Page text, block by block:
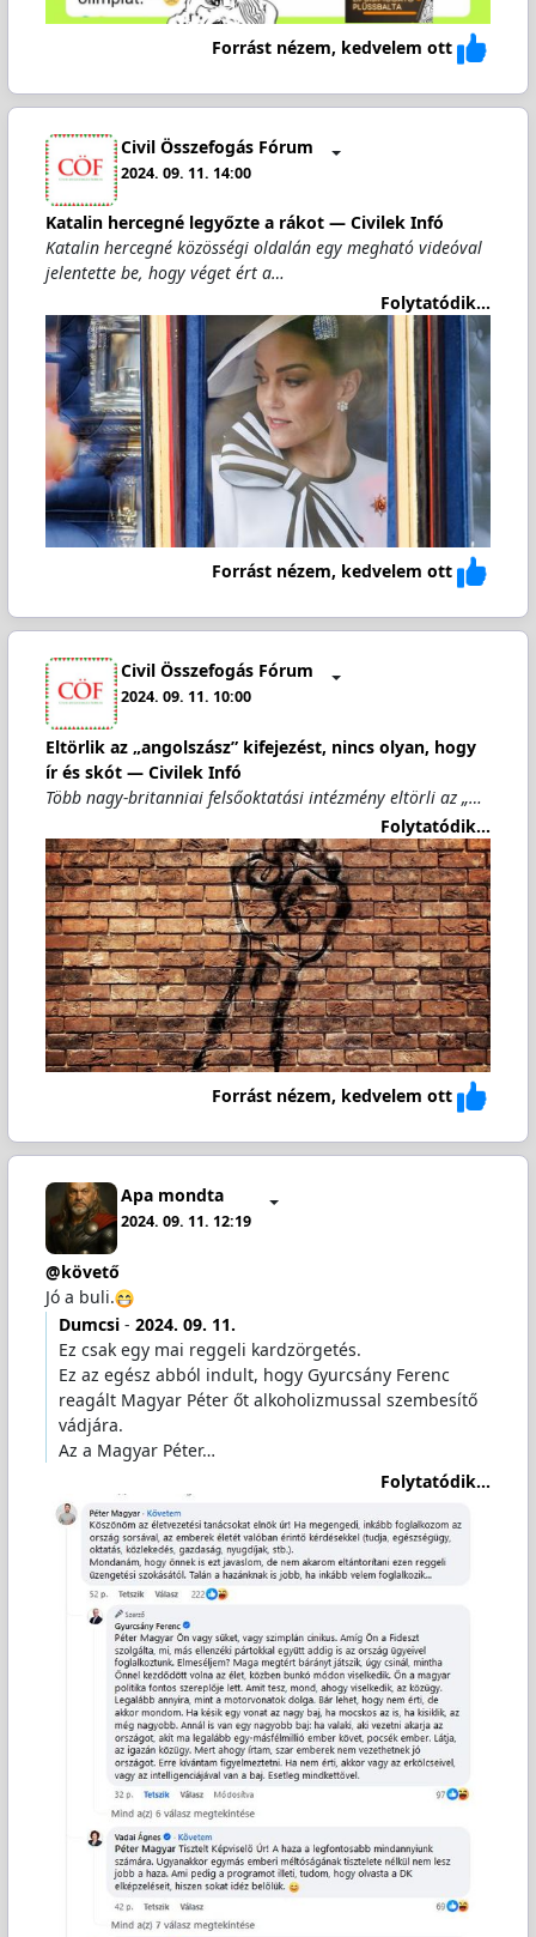
Forrást nézem, kedvelem ott
Civil Összefogás Fórum
2024. 09. 11. 14:00
Katalin hercegné legyőzte a rákot — Civilek Infó
Katalin hercegné közösségi oldalán egy megható videóval
jelentette be, hogy véget ért a…
Folytatódik...
Forrást nézem, kedvelem ott
Civil Összefogás Fórum
2024. 09. 11. 10:00
Eltörlik az „angolszász” kifejezést, nincs olyan, hogy
ír és skót — Civilek Infó
Több nagy-britanniai felsőoktatási intézmény eltörli az „…
Folytatódik...
Forrást nézem, kedvelem ott
Apa mondta
2024. 09. 11. 12:19
@követő
Jó a buli.
Dumcsi- 2024. 09. 11.
Ez csak egy mai reggeli kardzörgetés.
Ez az egész abból indult, hogy Gyurcsány Ferenc
reagált Magyar Péter őt alkoholizmussal szembesítő
vádjára.
Az a Magyar Péter…
Folytatódik...